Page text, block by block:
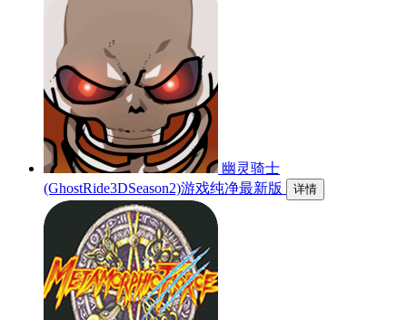
幽灵骑士
(GhostRide3DSeason2)游戏纯净最新版
详情